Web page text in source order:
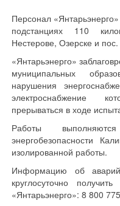
Персонал
подстанциях 110
Нестерове, Озерске и
«Янтарьэнерго»
муниципальных
нарушения
электроснабжение
прерываться в ходе
Работы
энергобезопасности
изолированной работы.
Информацию об
круглосуточно
«Янтарьэнерго»: 8 800